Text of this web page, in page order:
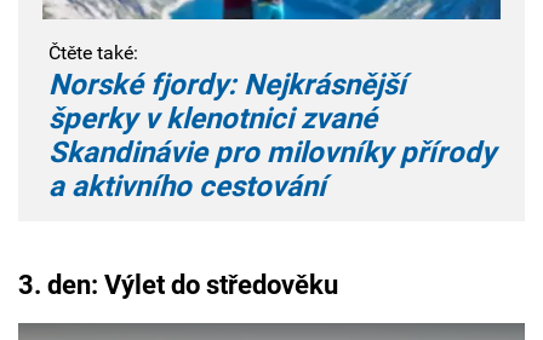
Čtěte také:
Norské fjordy: Nejkrásnější
šperky v klenotnici zvané
Skandinávie pro milovníky přírody
a aktivního cestování
3. den: Výlet do středověku